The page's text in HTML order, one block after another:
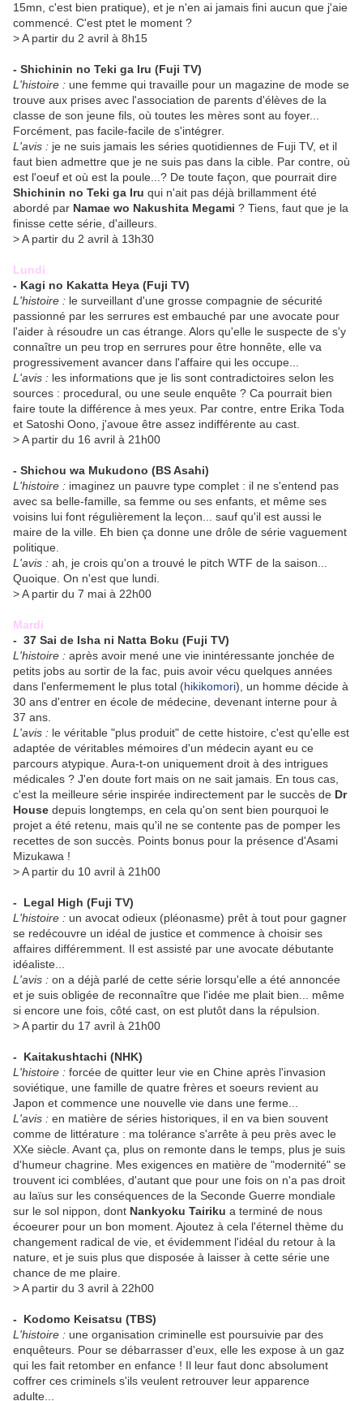
15mn, c'est bien pratique), et je n'en ai jamais fini aucun que j'aie
commencé. C'est ptet le moment ?
> A partir du 2 avril à 8h15
- Shichinin no Teki ga Iru (Fuji TV)
L'histoire : une femme qui travaille pour un magazine de mode se
trouve aux prises avec l'association de parents d'élèves de la
classe de son jeune fils, où toutes les mères sont au foyer...
Forcément, pas facile-facile de s'intégrer.
L'avis : je ne suis jamais les séries quotidiennes de Fuji TV, et il
faut bien admettre que je ne suis pas dans la cible. Par contre, où
est l'oeuf et où est la poule...? De toute façon, que pourrait dire
Shichinin no Teki ga Iru qui n'ait pas déjà brillamment été
abordé par Namae wo Nakushita Megami ? Tiens, faut que je la
finisse cette série, d'ailleurs.
> A partir du 2 avril à 13h30
Lundi
- Kagi no Kakatta Heya (Fuji TV)
L'histoire : le surveillant d'une grosse compagnie de sécurité
passionné par les serrures est embauché par une avocate pour
l'aider à résoudre un cas étrange. Alors qu'elle le suspecte de s'y
connaître un peu trop en serrures pour être honnête, elle va
progressivement avancer dans l'affaire qui les occupe...
L'avis : les informations que je lis sont contradictoires selon les
sources : procedural, ou une seule enquête ? Ca pourrait bien
faire toute la différence à mes yeux. Par contre, entre Erika Toda
et Satoshi Oono, j'avoue être assez indifférente au cast.
> A partir du 16 avril à 21h00
- Shichou wa Mukudono (BS Asahi)
L'histoire : imaginez un pauvre type complet : il ne s'entend pas
avec sa belle-famille, sa femme ou ses enfants, et même ses
voisins lui font régulièrement la leçon... sauf qu'il est aussi le
maire de la ville. Eh bien ça donne une drôle de série vaguement
politique.
L'avis : ah, je crois qu'on a trouvé le pitch WTF de la saison...
Quoique. On n'est que lundi.
> A partir du 7 mai à 22h00
Mardi
- 37 Sai de Isha ni Natta Boku (Fuji TV)
L'histoire : après avoir mené une vie inintéressante jonchée de
petits jobs au sortir de la fac, puis avoir vécu quelques années
dans l'enfermement le plus total (hikikomori), un homme décide à
30 ans d'entrer en école de médecine, devenant interne pour à
37 ans.
L'avis : le véritable "plus produit" de cette histoire, c'est qu'elle est
adaptée de véritables mémoires d'un médecin ayant eu ce
parcours atypique. Aura-t-on uniquement droit à des intrigues
médicales ? J'en doute fort mais on ne sait jamais. En tous cas,
c'est la meilleure série inspirée indirectement par le succès de Dr
House depuis longtemps, en cela qu'on sent bien pourquoi le
projet a été retenu, mais qu'il ne se contente pas de pomper les
recettes de son succès. Points bonus pour la présence d'Asami
Mizukawa !
> A partir du 10 avril à 21h00
- Legal High (Fuji TV)
L'histoire : un avocat odieux (pléonasme) prêt à tout pour gagner
se redécouvre un idéal de justice et commence à choisir ses
affaires différemment. Il est assisté par une avocate débutante
idéaliste...
L'avis : on a déjà parlé de cette série lorsqu'elle a été annoncée
et je suis obligée de reconnaître que l'idée me plait bien... même
si encore une fois, côté cast, on est plutôt dans la répulsion.
> A partir du 17 avril à 21h00
- Kaitakushtachi (NHK)
L'histoire : forcée de quitter leur vie en Chine après l'invasion
soviétique, une famille de quatre frères et soeurs revient au
Japon et commence une nouvelle vie dans une ferme...
L'avis : en matière de séries historiques, il en va bien souvent
comme de littérature : ma tolérance s'arrête à peu près avec le
XXe siècle. Avant ça, plus on remonte dans le temps, plus je suis
d'humeur chagrine. Mes exigences en matière de "modernité" se
trouvent ici comblées, d'autant que pour une fois on n'a pas droit
au laïus sur les conséquences de la Seconde Guerre mondiale
sur le sol nippon, dont Nankyoku Tairiku a terminé de nous
écoeurer pour un bon moment. Ajoutez à cela l'éternel thème du
changement radical de vie, et évidemment l'idéal du retour à la
nature, et je suis plus que disposée à laisser à cette série une
chance de me plaire.
> A partir du 3 avril à 22h00
- Kodomo Keisatsu (TBS)
L'histoire : une organisation criminelle est poursuivie par des
enquêteurs. Pour se débarrasser d'eux, elle les expose à un gaz
qui les fait retomber en enfance ! Il leur faut donc absolument
coffrer ces criminels s'ils veulent retrouver leur apparence
adulte...